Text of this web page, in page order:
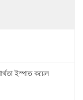
ইস্পাত কয়েল